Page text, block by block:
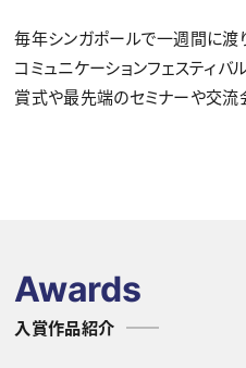
毎年シンガポールで一週間に渡
コミュニケーションフェスティバ
賞式や最先端のセミナーや交流
Awards
入賞作品紹介